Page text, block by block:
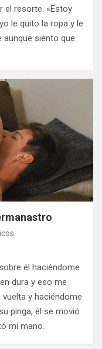
el resorte. «Estoy
le quito la ropa y le
aunque siento que
él haciéndome
dura y eso me
y haciéndome
pinga, él se movió
mi mano.